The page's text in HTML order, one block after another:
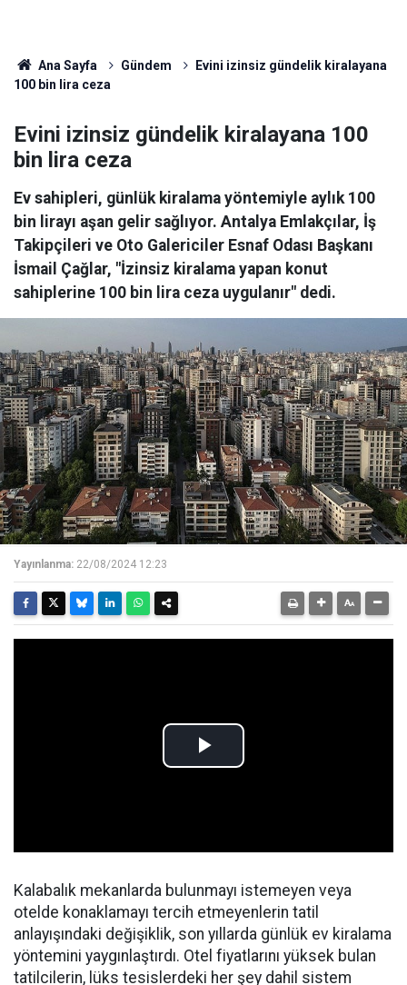
Ana Sayfa Gündem
Evini izinsiz gündelik kiralayana
100 bin lira ceza
Evini izinsiz gündelik kiralayana 100
bin lira ceza
Ev sahipleri, günlük kiralama yöntemiyle aylık 100
bin lirayı aşan gelir sağlıyor. Antalya Emlakçılar, İş
Takipçileri ve Oto Galericiler Esnaf Odası Başkanı
İsmail Çağlar, "İzinsiz kiralama yapan konut
sahiplerine 100 bin lira ceza uygulanır" dedi.
Yayınlanma: 22/08/2024 12:23
Kalabalık mekanlarda bulunmayı istemeyen veya
otelde konaklamayı tercih etmeyenlerin tatil
anlayışındaki değişiklik, son yıllarda günlük ev kiralama
yöntemini yaygınlaştırdı. Otel fiyatlarını yüksek bulan
tatilcilerin, lüks tesislerdeki her şey dahil sistem